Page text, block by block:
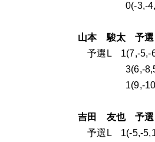
0(-3,-4,-6)3
山本 駿太 予選
予選L 1(7,-
3(6,-8,5,9)1
1(9,-10,-2,-
吉田 友也 予選
予選L 1(-5,-